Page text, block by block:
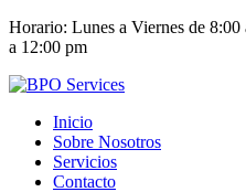
Horario: Lunes a Viernes de 8:00
a 12:00 pm
Inicio
Sobre Nosotros
Servicios
Contacto